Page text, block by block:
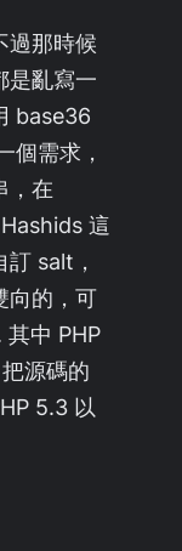
過那時候
是亂寫一
base36
個需求，
，在
這
salt，
向的，可
其中 PHP
源碼的
5.3 以